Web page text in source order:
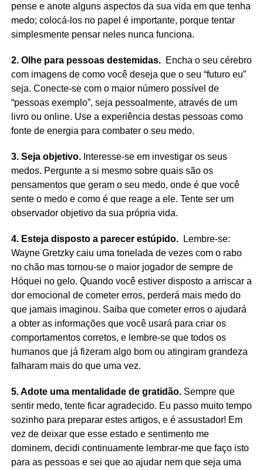
pense e anote alguns aspectos da sua vida em que tenha
medo; colocá-los no papel é importante, porque tentar
simplesmente pensar neles nunca funciona.
2. Olhe para pessoas destemidas.Encha o seu cérebro
com imagens de como você deseja que o seu “futuro eu”
seja. Conecte-se com o maior número possível de
“pessoas exemplo”, seja pessoalmente, através de um
livro ou online. Use a experiência destas pessoas como
fonte de energia para combater o seu medo.
3. Seja objetivo.Interesse-se em investigar os seus
medos. Pergunte a si mesmo sobre quais são os
pensamentos que geram o seu medo, onde é que você
sente o medo e como é que reage a ele. Tente ser um
observador objetivo da sua própria vida.
4. Esteja disposto a parecer estúpido.Lembre-se:
Wayne Gretzky caiu uma tonelada de vezes com o rabo
no chão mas tornou-se o maior jogador de sempre de
Hóquei no gelo. Quando você estiver disposto a arriscar a
dor emocional de cometer erros, perderá mais medo do
que jamais imaginou. Saiba que cometer erros o ajudará
a obter as informações que você usará para criar os
comportamentos corretos, e lembre-se que todos os
humanos que já fizeram algo bom ou atingiram grandeza
falharam mais do que uma vez.
5. Adote uma mentalidade de gratidão.Sempre que
sentir medo, tente ficar agradecido. Eu passo muito tempo
sozinho para preparar estes artigos, e é assustador! Em
vez de deixar que esse estado e sentimento me
dominem, decidi continuamente lembrar-me que faço isto
para as pessoas e sei que ao ajudar nem que seja uma